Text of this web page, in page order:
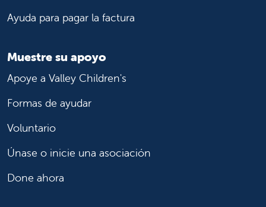
Ayuda para pagar la factura
Muestre su apoyo
Apoye a Valley Children's
Formas de ayudar
Voluntario
Únase o inicie una asociación
Done ahora